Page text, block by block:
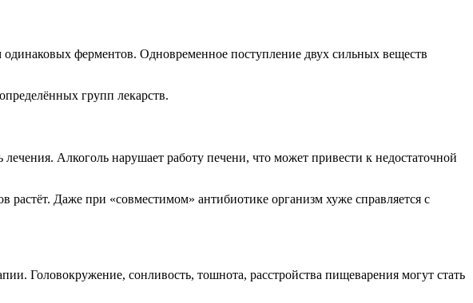
ферментов. Одновременное поступление двух сильных веществ
групп лекарств.
Алкоголь нарушает работу печени, что может привести к недостаточной
растёт. Даже при «совместимом» антибиотике организм хуже справляется с
Головокружение, сонливость, тошнота, расстройства пищеварения могут стать